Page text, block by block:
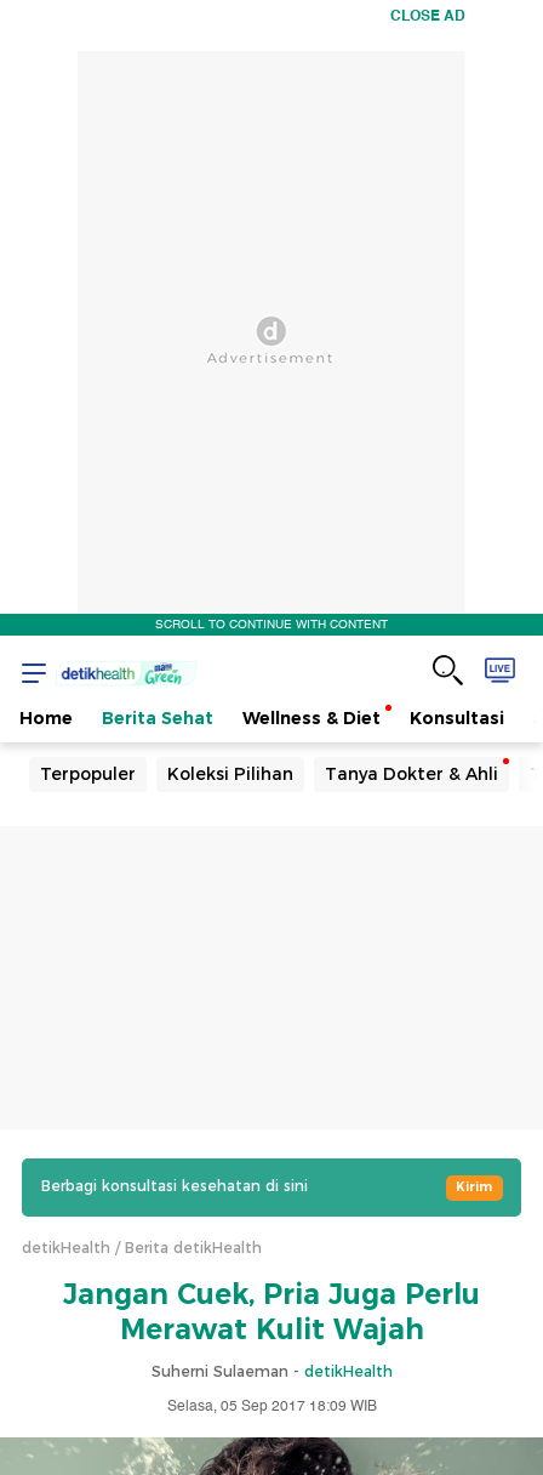
CLOSE AD
SCROLL TO CONTINUE WITH CONTENT
Home Berita Sehat Wellness & Diet Konsultasi
Terpopuler Koleksi Pilihan Tanya Dokter & Ahli
Berbagi konsultasi kesehatan di sini Kirim
detikHealth Berita detikHealth
Jangan Cuek, Pria Juga Perlu
Merawat Kulit Wajah
Suherni Sulaeman - detikHealth
Selasa, 05 Sep 2017 18:09 WIB